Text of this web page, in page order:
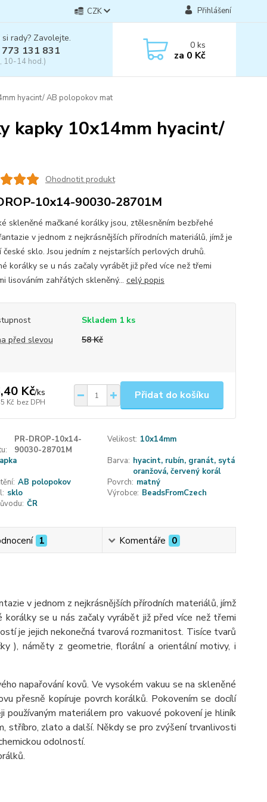
CZK Přihlášení
rady? Zavolejte.
131 831
10-14 hod.)
0ks
za 0 Kč
hyacint/ AB polopokov mat
kapky 10x14mm hyacint/
Ohodnotit produkt
10x14-90030-28701M
skleněné mačkané korálky jsou, ztělesněním bezbřehé
v jednom z nejkrásnějších přírodních materiálů, jímž je
české sklo. Jsou jedním z nejstarších perlových druhů.
korálky se u nás začaly vyrábět již před více než třemi
lisováním zahřátých skleněný... celý popis
Skladem 1 ks
před slevou
58 Kč
Kč/ks
Kč bez DPH
Přidat do košíku
PR-DROP-10x14-
90030-28701M
Velikost: 10x14mm
Barva: hyacint, rubín, granát, sytá
oranžová, červený korál
AB polopokov Povrch: matný
sklo Výrobce: BeadsFromCzech
ČR
1 Komentáře 0
v jednom z nejkrásnějších přírodních materiálů, jímž
korálky se u nás začaly vyrábět již před více než třemi
je jejich nekonečná tvarová rozmanitost. Tisíce tvarů
), náměty z geometrie, florální a orientální motivy, i
napařování kovů. Ve vysokém vakuu se na skleněné
přesně kopíruje povrch korálků. Pokovením se docílí
materiálem pro vakuové pokovení je hliník
stříbro, zlato a další. Někdy se pro zvýšení trvanlivosti
odolností.